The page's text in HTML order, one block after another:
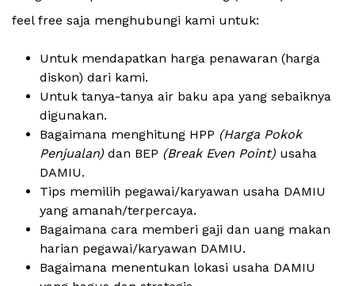
feel free saja menghubungi kami untuk:
Untuk mendapatkan harga penawaran (harga
diskon) dari kami.
Untuk tanya-tanya air baku apa yang sebaiknya
digunakan.
Bagaimana menghitung HPP (Harga Pokok
Penjualan) dan BEP (Break Even Point) usaha
DAMIU.
Tips memilih pegawai/karyawan usaha DAMIU
yang amanah/terpercaya.
Bagaimana cara memberi gaji dan uang makan
harian pegawai/karyawan DAMIU.
Bagaimana menentukan lokasi usaha DAMIU